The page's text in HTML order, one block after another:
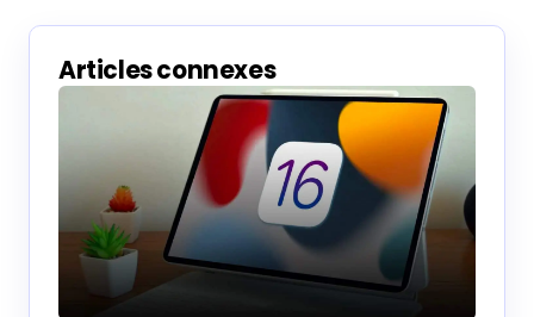
Articles connexes